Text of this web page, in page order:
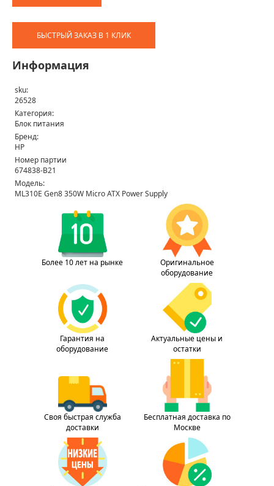
БЫСТРЫЙ ЗАКАЗ В 1 КЛИК
Информация
sku:
26528
Категория:
Блок питания
Бренд:
HP
Номер партии
674838-B21
Модель:
ML310E Gen8 350W Micro ATX Power Supply
Более 10 лет на рынке
Оригинальное
оборудование
Гарантия на
оборудование
Актуальные цены и
остатки
Своя быстрая служба
доставки
Бесплатная доставка по
Москве